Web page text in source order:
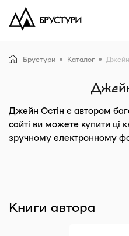
Брустури Каталог Джейн
Джейн Остін є автором
сайті ви можете купити ці
зручному електронному
Книги автора